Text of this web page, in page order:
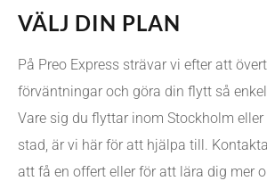
VÄLJ DIN PLAN
På Preo Express strävar vi efter att
förväntningar och göra din flytt så
Vare sig du flyttar inom Stockholm
stad, är vi här för att hjälpa till.
att få en offert eller för att lära dig mer